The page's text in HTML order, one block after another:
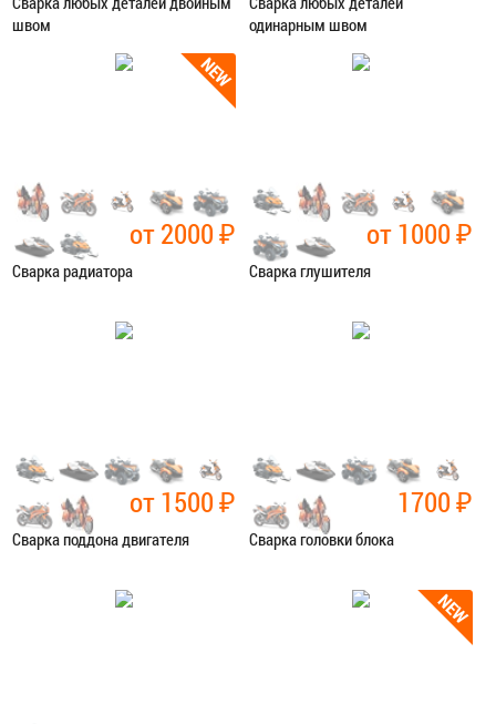
швом
Сварочные работы
одинарным швом
Сварочные работы
от 2000₽
Сварка радиатора
Сварочные работы
от 1000₽
Сварка глушителя
Сварочные работы
от 1500₽
Сварка поддона двигателя
Сварочные работы
1700₽
Сварка головки блока
Сварочные работы